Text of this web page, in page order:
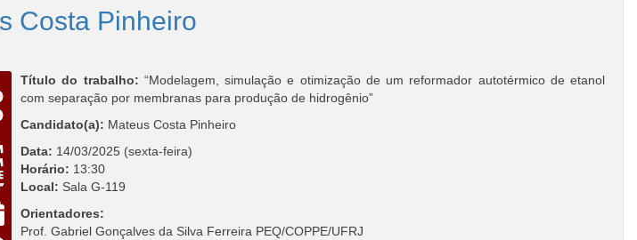
Costa Pinheiro
Título do trabalho: “Modelagem, simulação e otimização de um reformador autotérmico de etanol
com separação por membranas para produção de hidrogênio”
Candidato(a): Mateus Costa Pinheiro
Data: 14/03/2025 (sexta-feira)
Horário: 13:30
Local: Sala G-119
Orientadores:
Prof. Gabriel Gonçalves da Silva Ferreira PEQ/COPPE/UFRJ